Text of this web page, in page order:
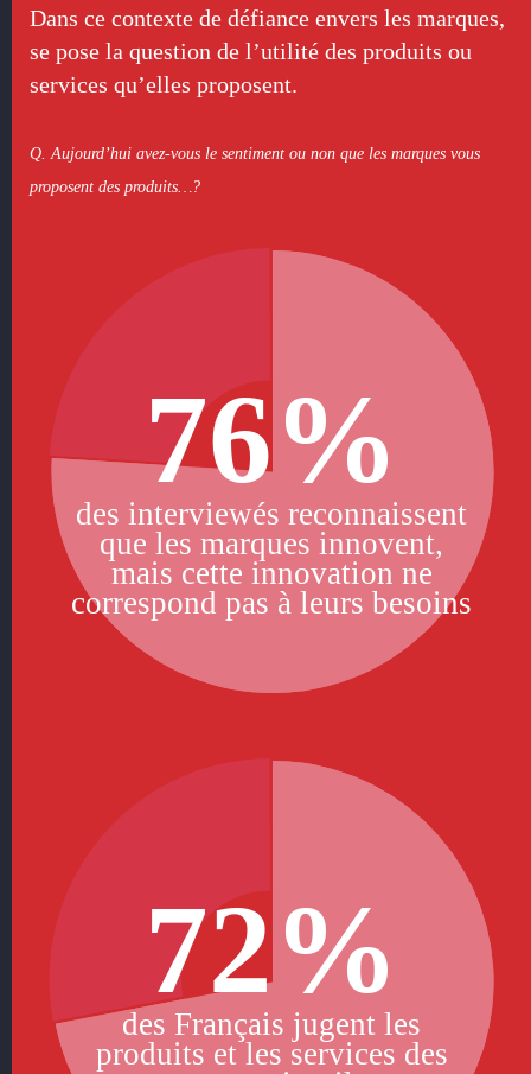
Dans ce contexte de défiance envers les marques,
se pose la question de l’utilité des produits ou
services qu’elles proposent.
Q. Aujourd’hui avez-vous le sentiment ou non que les marques vous
proposent des produits…?
76%
des interviewés reconnaissent
que les marques innovent,
mais cette innovation ne
correspond pas à leurs besoins
72%
des Français jugent les
produits et les services des